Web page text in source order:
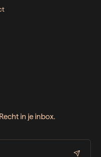
in je inbox.